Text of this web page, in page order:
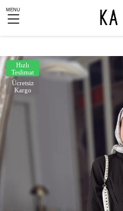
MENU
Ücretsiz
Kargo
Hızlı
Teslimat